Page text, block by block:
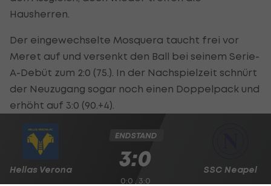
Hausherren.
Der eingewechselte Mosquera taucht frei vor
Meret auf und versenkt den Ball bei seinem Serie-
A-Debüt zum 2:0 (75.). In der Nachspielzeit schnürt
der Neuzugang sogar noch einen Doppelpack und
erhöht auf 3:0 (90.+4).
Hellas Verona SSC Neapel
ENDSTAND
3:0
0:0 , 3:0